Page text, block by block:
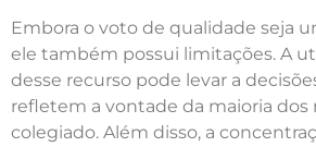
Embora o voto de qualidade seja
ele também possui limitações. A
desse recurso pode levar a
refletem a vontade da maioria
colegiado. Além disso, a